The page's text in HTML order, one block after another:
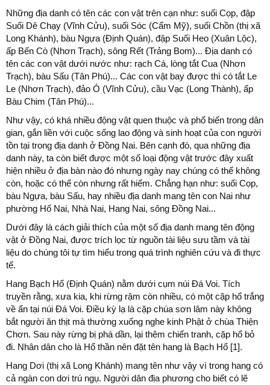
Những địa danh có tên các con vật trên cạn như: suối Cọp, đập
Suối Dê Chạy (Vĩnh Cửu), suối Sóc (Cẩm Mỹ), suối Chồn (thị xã
Long Khánh), bàu Ngựa (Định Quán), đập Suối Heo (Xuân Lộc),
ấp Bến Cò (Nhơn Trạch), sông Rết (Trảng Bom)... Địa danh có
tên các con vật dưới nước như: rạch Cá, lòng tắt Cua (Nhơn
Trạch), bàu Sấu (Tân Phú)... Các con vật bay được thì có tắt Le
Le (Nhơn Trạch), đảo Ó (Vĩnh Cửu), cầu Vạc (Long Thành), ấp
Bàu Chim (Tân Phú)...
Như vậy, có khá nhiều động vật quen thuộc và phổ biến trong dân
gian, gắn liền với cuộc sống lao động và sinh hoạt của con người
tồn tại trong địa danh ở Đồng Nai. Bên cạnh đó, qua những địa
danh này, ta còn biết được một số loại động vật trước đây xuất
hiện nhiều ở địa bàn nào đó nhưng ngày nay chúng có thể không
còn, hoặc có thể còn nhưng rất hiếm. Chẳng hạn như: suối Cọp,
bàu Ngựa, bàu Sấu, hay nhiều địa danh mang tên con Nai như
phường Hố Nai, Nhà Nai, Hang Nai, sông Đồng Nai...
Dưới đây là cách giải thích của một số địa danh mang tên động
vật ở Đồng Nai, được trích lọc từ nguồn tài liệu sưu tầm và tài
liệu do chúng tôi tự tìm hiểu trong quá trình nghiên cứu và đi thực
tế.
Hang Bạch Hổ (Định Quán) nằm dưới cụm núi Đá Voi. Tích
truyền rằng, xưa kia, khi rừng rậm còn nhiều, có một cặp hổ trắng
về ẩn tại núi Đá Voi. Điều kỳ lạ là cặp chúa sơn lâm này không
bắt người ăn thịt mà thường xuống nghe kinh Phật ở chùa Thiện
Chơn. Sau này rừng bị phá dần, lại thêm chiến tranh, cặp hổ bỏ
đi. Nhân dân cho là Hổ thần nên đặt tên hang là Bạch Hổ [1].
Hang Dơi (thị xã Long Khánh) mang tên như vậy vì trong hang có
cả ngàn con dơi trú ngụ. Người dân địa phương cho biết có lẽ